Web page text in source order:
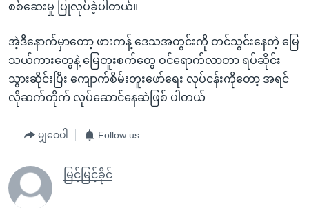
စစ်ဆေးမှု ပြုလုပ်ခဲ့ပါတယ်။
အဲ့ဒီနောက်မှာတော့ ဖားကန့် ဒေသအတွင်းကို တင်သွင်းနေတဲ့ မြေ
သယ်ကားတွေနဲ့ မြေတူးစက်တွေ ဝင်ရောက်လာတာ ရပ်ဆိုင်း
သွားဆိုင်းပြီး ကျောက်စိမ်းတူးဖော်ရေး လုပ်ငန်းကိုတော့ အရင်
လိုဆက်တိုက် လုပ်ဆောင်နေဆဲဖြစ် ပါတယ်
မျှဝေပါ Follow us
မြင့်မြင့်ခိုင်